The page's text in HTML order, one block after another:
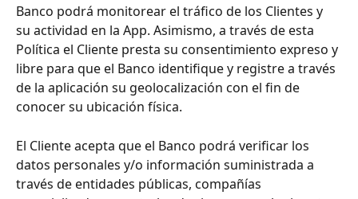
Banco podrá monitorear el tráfico de los Clientes y
su actividad en la App. Asimismo, a través de esta
Política el Cliente presta su consentimiento expreso y
libre para que el Banco identifique y registre a través
de la aplicación su geolocalización con el fin de
conocer su ubicación física.
El Cliente acepta que el Banco podrá verificar los
datos personales y/o información suministrada a
través de entidades públicas, compañías